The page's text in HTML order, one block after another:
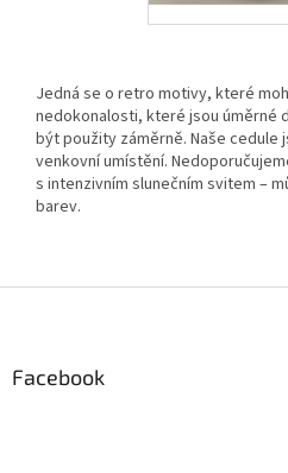
Jedná se o retro motivy, které
nedokonalosti, které jsou úměrné
být použity záměrně. Naše cedule
venkovní umístění.
s intenzivním slunečním svitem –
barev.
Facebook